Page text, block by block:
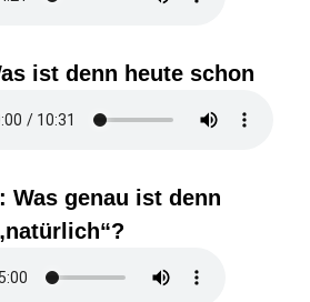
ist denn heute schon
Was genau ist denn